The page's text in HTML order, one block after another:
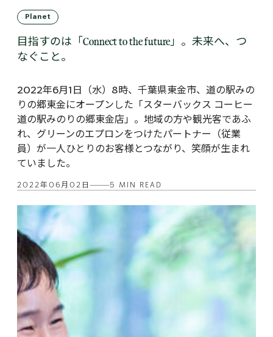
Planet
目指すのは「Connect to the future」。未来へ、つ
なぐこと。
2022年6月1日（水）8時、千葉県東金市、道の駅みの
りの郷東金にオープンした「スターバックス コーヒー
道の駅みのりの郷東金店」。地域の方や観光客であふ
れ、グリーンのエプロンをつけたパートナー（従業
員）が一人ひとりのお客様とつながり、笑顔が生まれ
ていました。
2022年06月02日 5 MIN READ